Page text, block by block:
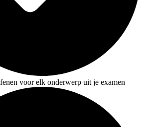
voor elk onderwerp uit je examen